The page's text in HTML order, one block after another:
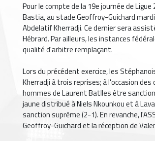
Pour le compte de la 19e journée de
Bastia, au stade Geoffroy-Guichard
Abdelatif Kherradji. Ce dernier sera
Hébrard. Par ailleurs, les instances
qualité d'arbitre remplaçant.
Lors du précédent exercice, les
Kherradji à trois reprises; à l'occasion
hommes de Laurent Batlles être
jaune distribué à Niels Nkounkou et à
sanction suprême (2-1). En revanche,
Geoffroy-Guichard et la réception de